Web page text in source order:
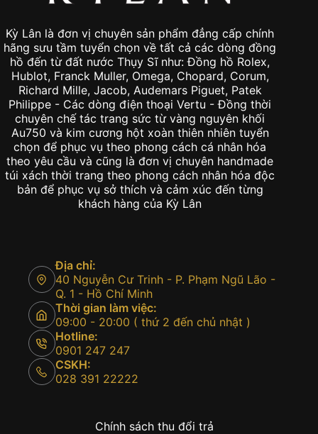
Kỳ Lân là đơn vị chuyên sản phẩm đẳng cấp chính
hãng sưu tầm tuyển chọn về tất cả các dòng đồng
hồ đến từ đất nước Thụy Sĩ như: Đồng hồ Rolex,
Hublot, Franck Muller, Omega, Chopard, Corum,
Richard Mille, Jacob, Audemars Piguet, Patek
Philippe - Các dòng điện thoại Vertu - Đồng thời
chuyên chế tác trang sức từ vàng nguyên khối
Au750 và kim cương hột xoàn thiên nhiên tuyển
chọn để phục vụ theo phong cách cá nhân hóa
theo yêu cầu và cũng là đơn vị chuyên handmade
túi xách thời trang theo phong cách nhân hóa độc
bản để phục vụ sở thích và cảm xúc đến từng
khách hàng của Kỳ Lân
Địa chỉ:
40 Nguyễn Cư Trinh - P. Phạm Ngũ Lão -
Q. 1 - Hồ Chí Minh
Thời gian làm việc:
09:00 - 20:00 ( thứ 2 đến chủ nhật )
Hotline:
0901 247 247
CSKH:
028 391 22222
Chính sách thu đổi trả